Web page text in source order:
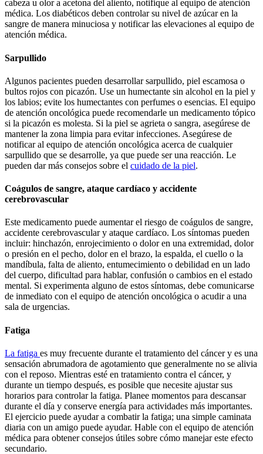
cabeza u olor a acetona del aliento, notifique al equipo de atención
médica. Los diabéticos deben controlar su nivel de azúcar en la
sangre de manera minuciosa y notificar las elevaciones al equipo de
atención médica.
Sarpullido
Algunos pacientes pueden desarrollar sarpullido, piel escamosa o
bultos rojos con picazón. Use un humectante sin alcohol en la piel y
los labios; evite los humectantes con perfumes o esencias. El equipo
de atención oncológica puede recomendarle un medicamento tópico
si la picazón es molesta. Si la piel se agrieta o sangra, asegúrese de
mantener la zona limpia para evitar infecciones. Asegúrese de
notificar al equipo de atención oncológica acerca de cualquier
sarpullido que se desarrolle, ya que puede ser una reacción. Le
pueden dar más consejos sobre el cuidado de la piel.
Coágulos de sangre, ataque cardíaco y accidente
cerebrovascular
Este medicamento puede aumentar el riesgo de coágulos de sangre,
accidente cerebrovascular y ataque cardíaco. Los síntomas pueden
incluir: hinchazón, enrojecimiento o dolor en una extremidad, dolor
o presión en el pecho, dolor en el brazo, la espalda, el cuello o la
mandíbula, falta de aliento, entumecimiento o debilidad en un lado
del cuerpo, dificultad para hablar, confusión o cambios en el estado
mental. Si experimenta alguno de estos síntomas, debe comunicarse
de inmediato con el equipo de atención oncológica o acudir a una
sala de urgencias.
Fatiga
La fatiga es muy frecuente durante el tratamiento del cáncer y es una
sensación abrumadora de agotamiento que generalmente no se alivia
con el reposo. Mientras esté en tratamiento contra el cáncer, y
durante un tiempo después, es posible que necesite ajustar sus
horarios para controlar la fatiga. Planee momentos para descansar
durante el día y conserve energía para actividades más importantes.
El ejercicio puede ayudar a combatir la fatiga; una simple caminata
diaria con un amigo puede ayudar. Hable con el equipo de atención
médica para obtener consejos útiles sobre cómo manejar este efecto
secundario.